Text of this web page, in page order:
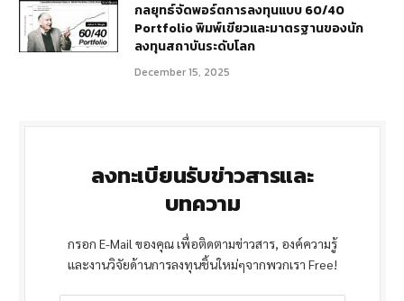
กลยุทธ์จัดพอร์ตการลงทุนแบบ 60/40
Portfolio พิมพ์เขียวและมาตรฐานของนัก
ลงทุนสถาบันระดับโลก
December 15, 2025
ลงทะเบียนรับข่าวสารและ
บทความ
กรอก E-Mail ของคุณ เพื่อติดตามข่าวสาร, องค์ความรู้
และงานวิจัยด้านการลงทุนชิ้นใหม่ๆจากพวกเรา Free!